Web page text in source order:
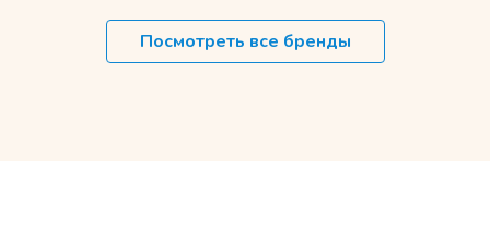
Посмотреть все бренды